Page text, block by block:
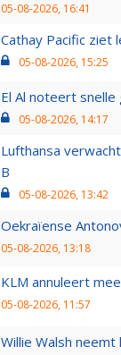
05-08-2026, 16:41
Cathay Pacific ziet
05-08-2026, 15:25
El Al noteert
05-08-2026, 14:17
Lufthansa
B
05-08-2026, 13:42
Oekraïense
05-08-2026, 13:18
KLM annuleert
05-08-2026, 11:57
Willie Walsh